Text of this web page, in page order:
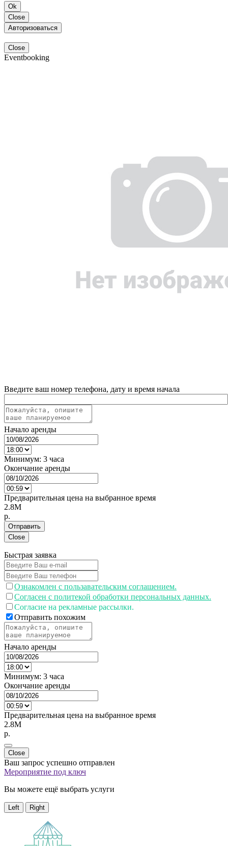
Ok
Close
Авторизоваться
Close
Eventbooking
Введите ваш номер телефона, дату и время начала
Начало аренды
Минимум: 3 часа
Окончание аренды
Предварительная цена на выбранное время
2.8M
p.
Отправить
Close
Быстрая заявка
Ознакомлен с пользавательским соглашением.
Согласен с политекой обработки персональных данных.
Согласие на рекламные рассылки.
Отправить похожим
Начало аренды
Минимум: 3 часа
Окончание аренды
Предварительная цена на выбранное время
2.8M
p.
Close
Ваш запрос успешно отправлен
Мероприятие под ключ
Вы можете ещё выбрать услуги
Left Right